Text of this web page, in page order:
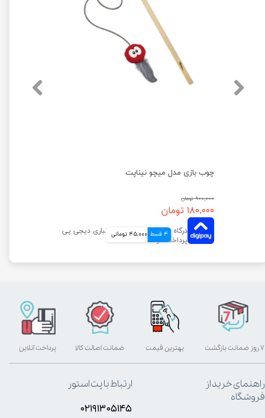
چوب بازی مدل میچو نیناپت
۹۰۰,۰۰۰ تومان
۱۸۰,۰۰۰ تومان
4 قسط 45,000 تومانی
بهترین قیمت پرداخت آنلاین ۷ روز ضمانت بازگشت ضمانت اصالت کالا
راهنمای خرید از
فروشگاه
ارتباط با پت استور
۰۲۱۹۱۳۰۵۱۴۵